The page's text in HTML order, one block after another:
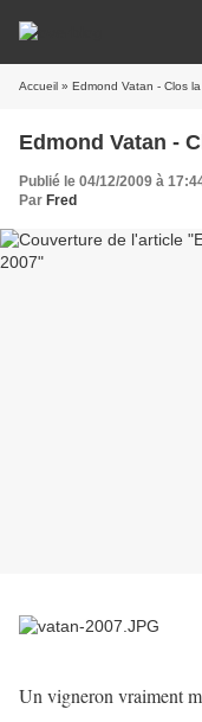
Accueil » Edmond Vatan - Clos
Edmond Vatan -
Publié le 04/12/2009 à
Par Fred
Un vigneron vraiment